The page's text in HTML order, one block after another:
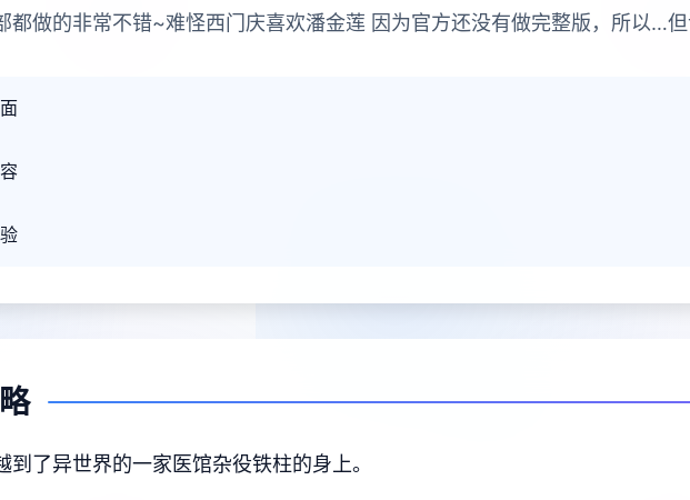
都做的非常不错~难怪西门庆喜欢潘金莲 因为官方还没有做完整版，所以…
到了异世界的一家医馆杂役铁柱的身上。